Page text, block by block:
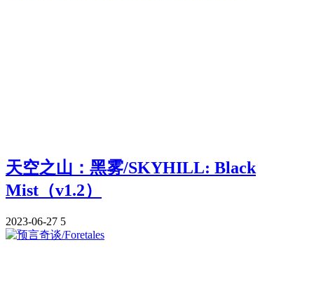
天空之山：黑雾/SKYHILL: Black
Mist（v1.2）
2023-06-27 5